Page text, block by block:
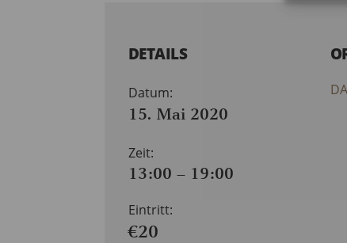
DETAILS
Datum:
15. Mai 2020
Zeit:
13:00 – 19:00
Eintritt:
€20